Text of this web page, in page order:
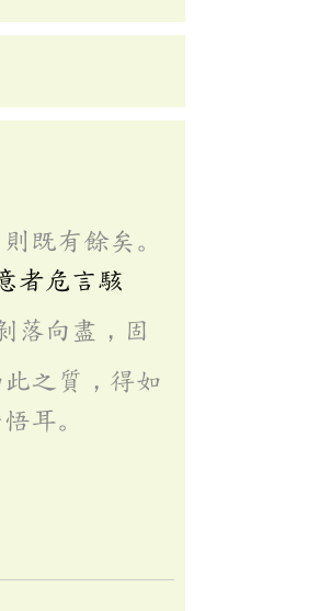
既有餘矣。
者危言駭
落向盡，固
之質，得如
耳。